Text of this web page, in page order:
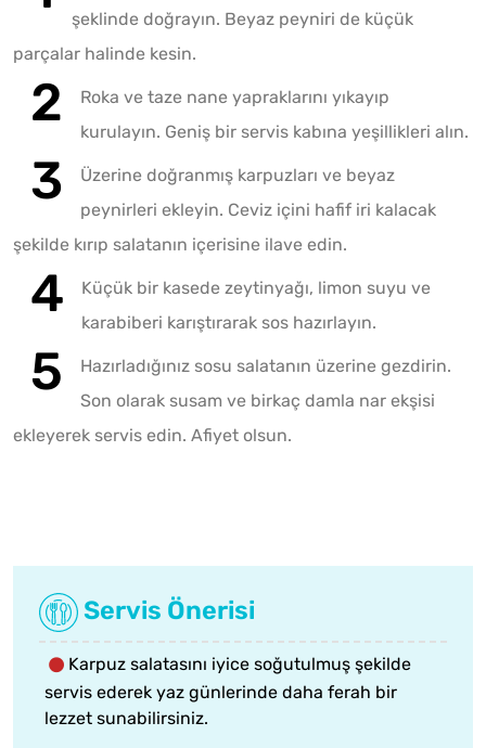
şeklinde doğrayın. Beyaz peyniri de küçük
parçalar halinde kesin.
Roka ve taze nane yapraklarını yıkayıp
kurulayın. Geniş bir servis kabına yeşillikleri alın.
Üzerine doğranmış karpuzları ve beyaz
peynirleri ekleyin. Ceviz içini hafif iri kalacak
şekilde kırıp salatanın içerisine ilave edin.
Küçük bir kasede zeytinyağı, limon suyu ve
karabiberi karıştırarak sos hazırlayın.
Hazırladığınız sosu salatanın üzerine gezdirin.
Son olarak susam ve birkaç damla nar ekşisi
ekleyerek servis edin. Afiyet olsun.
Servis Önerisi
Karpuz salatasını iyice soğutulmuş şekilde
servis ederek yaz günlerinde daha ferah bir
lezzet sunabilirsiniz.